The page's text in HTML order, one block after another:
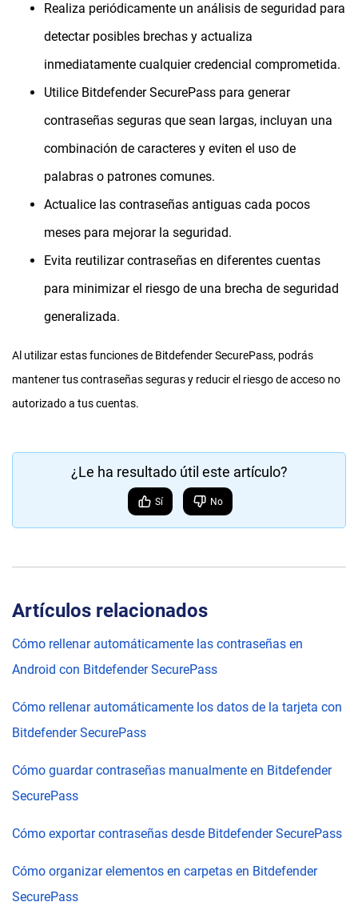
Realiza periódicamente un análisis de seguridad para
detectar posibles brechas y actualiza
inmediatamente cualquier credencial comprometida.
Utilice Bitdefender SecurePass para generar
contraseñas seguras que sean largas, incluyan una
combinación de caracteres y eviten el uso de
palabras o patrones comunes.
Actualice las contraseñas antiguas cada pocos
meses para mejorar la seguridad.
Evita reutilizar contraseñas en diferentes cuentas
para minimizar el riesgo de una brecha de seguridad
generalizada.
Al utilizar estas funciones de Bitdefender SecurePass, podrás
mantener tus contraseñas seguras y reducir el riesgo de acceso no
autorizado a tus cuentas.
¿Le ha resultado útil este artículo?
Sí No
Artículos relacionados
Cómo rellenar automáticamente las contraseñas en
Android con Bitdefender SecurePass
Cómo rellenar automáticamente los datos de la tarjeta con
Bitdefender SecurePass
Cómo guardar contraseñas manualmente en Bitdefender
SecurePass
Cómo exportar contraseñas desde Bitdefender SecurePass
Cómo organizar elementos en carpetas en Bitdefender
SecurePass